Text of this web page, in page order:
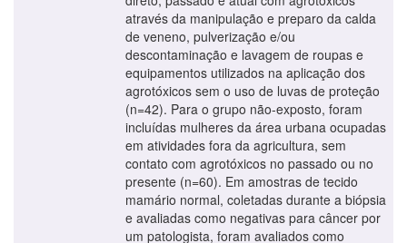
através da manipulação e preparo da calda
de veneno, pulverização e/ou
descontaminação e lavagem de roupas e
equipamentos utilizados na aplicação dos
agrotóxicos sem o uso de luvas de proteção
(n=42). Para o grupo não-exposto, foram
incluídas mulheres da área urbana ocupadas
em atividades fora da agricultura, sem
contato com agrotóxicos no passado ou no
presente (n=60). Em amostras de tecido
mamário normal, coletadas durante a biópsia
e avaliadas como negativas para câncer por
um patologista, foram avaliados como